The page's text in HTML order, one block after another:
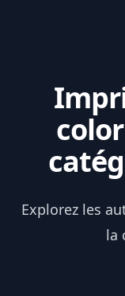
Explorez les
la